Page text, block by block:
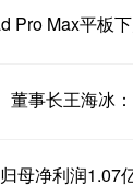
Pro Max平板
董事长王海冰
母净利润1.07